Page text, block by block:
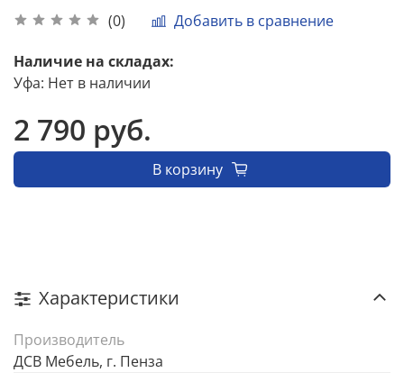
(0) Добавить в сравнение
Наличие на складах:
Уфа: Нет в наличии
2 790 руб.
В корзину
Характеристики
Производитель
ДСВ Мебель, г. Пенза